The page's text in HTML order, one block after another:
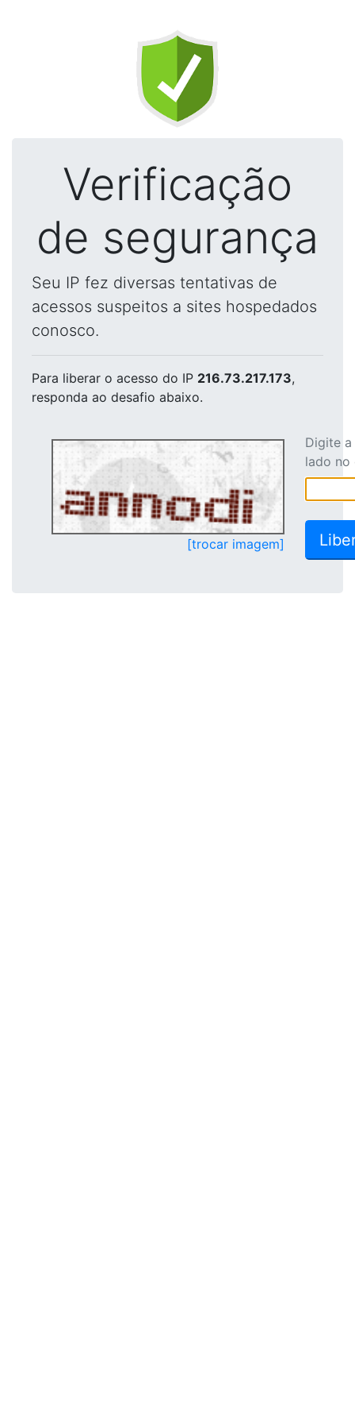
Verificação
de segurança
Seu IP fez diversas tentativas de
acessos suspeitos a sites hospedados
conosco.
Para liberar o acesso do IP 216.73.217.173,
responda ao desafio abaixo.
[trocar imagem]
Digite
lado no